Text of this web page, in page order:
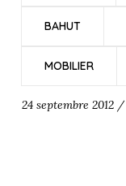
BAHUT
MOBILIER
24 septembre 2012 /